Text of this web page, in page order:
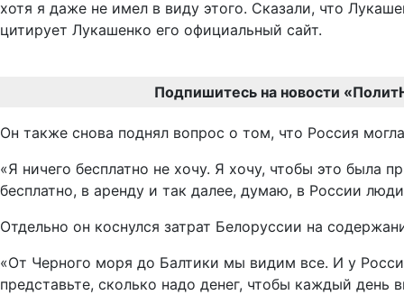
хотя я даже не имел в виду этого. Сказали, что
цитирует Лукашенко его официальный сайт.
Подпишитесь на новости
Он также снова поднял вопрос о том, что Россия
«Я ничего бесплатно не хочу. Я хочу, чтобы это
бесплатно, в аренду и так далее, думаю, в России
Отдельно он коснулся затрат Белоруссии на
«От Черного моря до Балтики мы видим все. И у
представьте, сколько надо денег, чтобы каждый день